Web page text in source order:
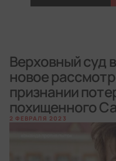
Верховный суд
новое
признании
похищенного
2 ФЕВРАЛЯ 2023